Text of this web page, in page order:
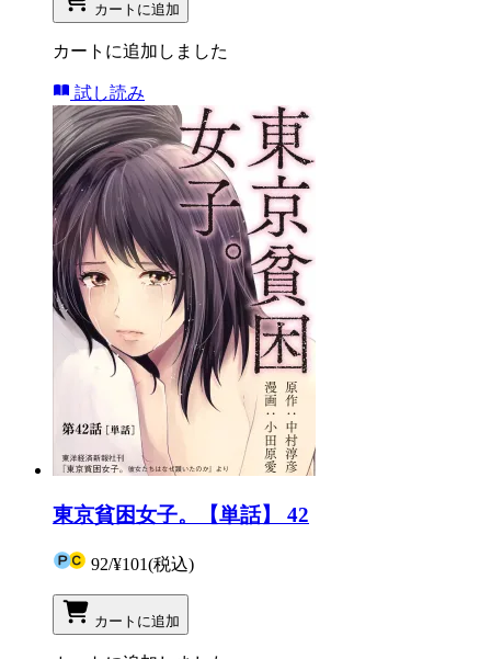
カートに追加
カートに追加しました
試し読み
東京貧困女子。【単話】 42
92/¥101(税込)
カートに追加